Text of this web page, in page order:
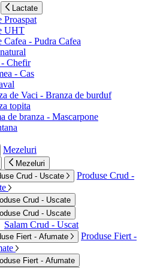
Lactate
Proaspat
UHT
Cafea - Pudra Cafea
- Chefir
- Cas
de Vaci - Branza de burduf
topita
de branza - Mascarpone
Mezeluri
Mezeluri
Crud - Uscate
Produse Crud -
Crud - Uscate
Crud - Uscate
Salam Crud - Uscat
Fiert - Afumate
Produse Fiert -
Fiert - Afumate